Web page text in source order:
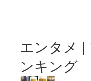
エンタメ |
ンキング